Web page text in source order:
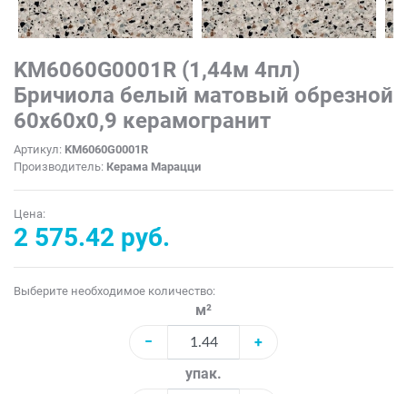
KM6060G0001R (1,44м 4пл)
Бричиола белый матовый обрезной
60x60x0,9 керамогранит
Артикул: KM6060G0001R
Производитель: Керама Марацци
Цена:
2 575.42 руб.
Выберите необходимое количество:
м²
−
+
упак.